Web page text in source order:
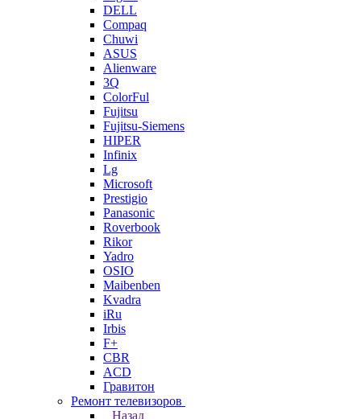
DELL
Compaq
Chuwi
ASUS
Alienware
3Q
ColorFul
Fujitsu
Fujitsu-Siemens
HIPER
Infinix
Lg
Microsoft
Prestigio
Panasonic
Roverbook
Rikor
Yadro
OSIO
Maibenben
Kvadra
iRu
Irbis
F+
CBR
ACD
Гравитон
Ремонт телевизоров
Назад